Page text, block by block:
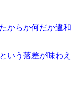
からか何だか違和
いう落差が味わえ